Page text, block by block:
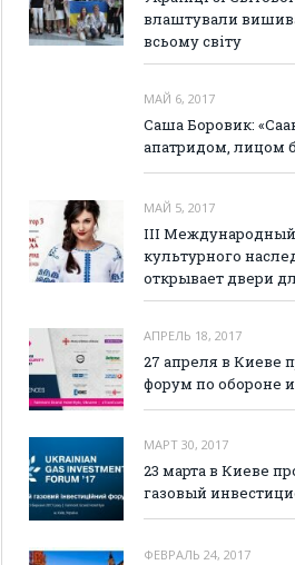
влаштували
всьому світу
МАЙ 6, 2017
Саша Боровик:
апатридом, лицом
МАЙ 5, 2017
III Международный
культурного
открывает двери
АПРЕЛЬ 18, 2017
27 апреля в Киеве
форум по обороне
МАРТ 30, 2017
23 марта в Киеве
газовый
ФЕВРАЛЬ 24, 2017